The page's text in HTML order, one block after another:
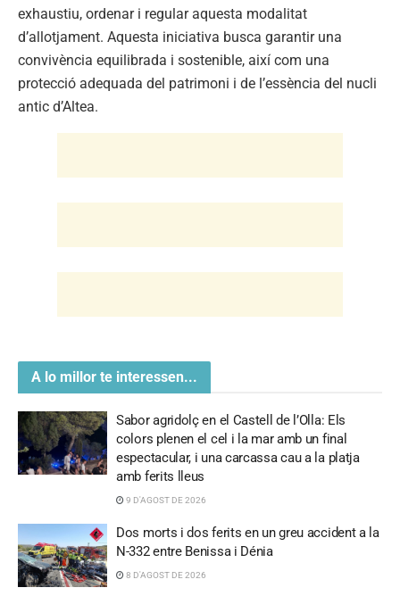
exhaustiu, ordenar i regular aquesta modalitat
d’allotjament. Aquesta iniciativa busca garantir una
convivència equilibrada i sostenible, així com una
protecció adequada del patrimoni i de l’essència del nucli
antic d’Altea.
A lo millor te interessen...
Sabor agridolç en el Castell de l’Olla: Els
colors plenen el cel i la mar amb un final
espectacular, i una carcassa cau a la platja
amb ferits lleus
9 D'AGOST DE 2026
Dos morts i dos ferits en un greu accident a la
N-332 entre Benissa i Dénia
8 D'AGOST DE 2026